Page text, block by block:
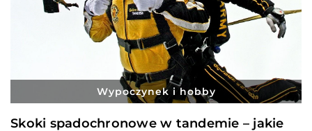
Wypoczynek i hobby
Skoki spadochronowe w tandemie – jakie